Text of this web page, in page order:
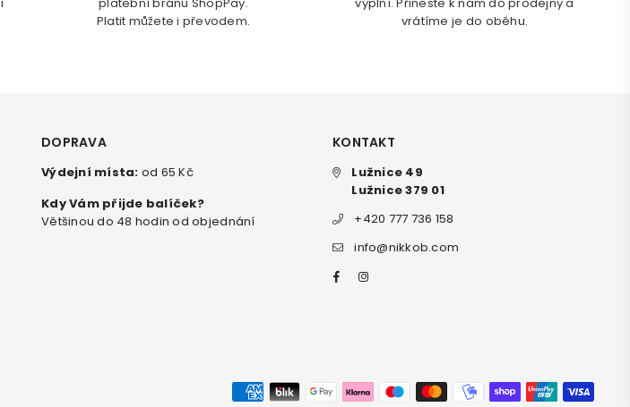
Platit můžete i převodem.
vrátíme je do oběhu.
DOPRAVA
Výdejní místa: od 65 Kč
Kdy Vám přijde balíček?
Většinou do 48 hodin od objednání
KONTAKT
Lužnice 49
Lužnice 379 01
+420 777 736 158
info@nikkob.com
Facebook